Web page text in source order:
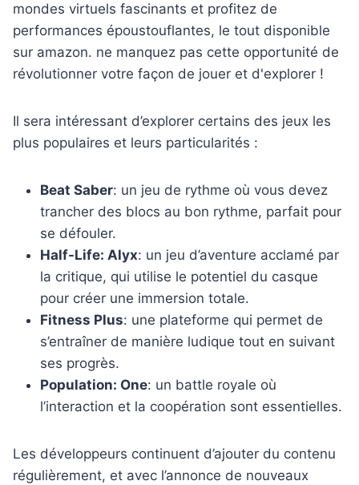
Il sera intéressant d’explorer certains des jeux les
plus populaires et leurs particularités :
Beat Saber: un jeu de rythme où vous devez
trancher des blocs au bon rythme, parfait pour
se défouler.
Half-Life: Alyx: un jeu d’aventure acclamé par
la critique, qui utilise le potentiel du casque
pour créer une immersion totale.
Fitness Plus: une plateforme qui permet de
s’entraîner de manière ludique tout en suivant
ses progrès.
Population: One: un battle royale où
l’interaction et la coopération sont essentielles.
Les développeurs continuent d’ajouter du contenu
régulièrement, et avec l’annonce de nouveaux